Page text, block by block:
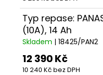
Typ repase:
(10A), 14 Ah
Skladem | 18425/PAN2
12 390 Kč
10 240 Kč bez DPH